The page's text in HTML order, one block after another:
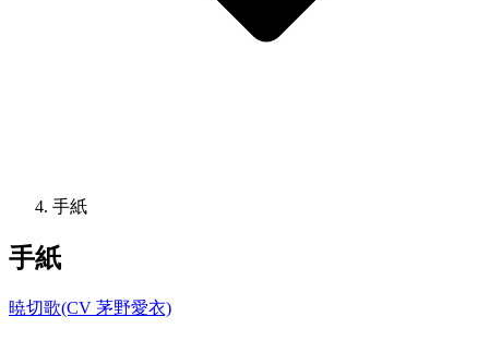
手紙
手紙
暁切歌(CV 茅野愛衣)